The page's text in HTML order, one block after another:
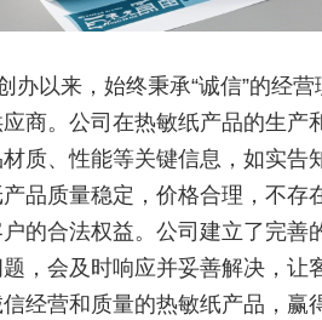
办以来，始终秉承“诚信”的经
商。公司在热敏纸产品的生产
质、性能等关键信息，如实告
品质量稳定，价格合理，不存
的合法权益。公司建立了完善
，会及时响应并妥善解决，让
经营和质量的热敏纸产品，赢